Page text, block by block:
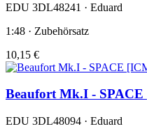
EDU 3DL48241 · Eduard
1:48 · Zubehörsatz
10,15 €
Beaufort Mk.I -
EDU 3DL48094 · Eduard